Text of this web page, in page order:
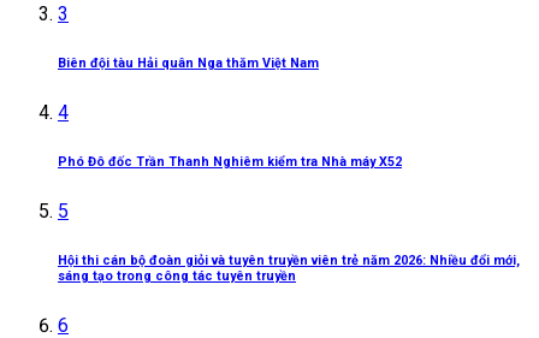
3
Biên đội tàu Hải quân Nga thăm Việt Nam
4
Phó Đô đốc Trần Thanh Nghiêm kiểm tra Nhà máy X52
5
Hội thi cán bộ đoàn giỏi và tuyên truyền viên trẻ năm 2026: Nhiều đổi mới,
sáng tạo trong công tác tuyên truyền
6